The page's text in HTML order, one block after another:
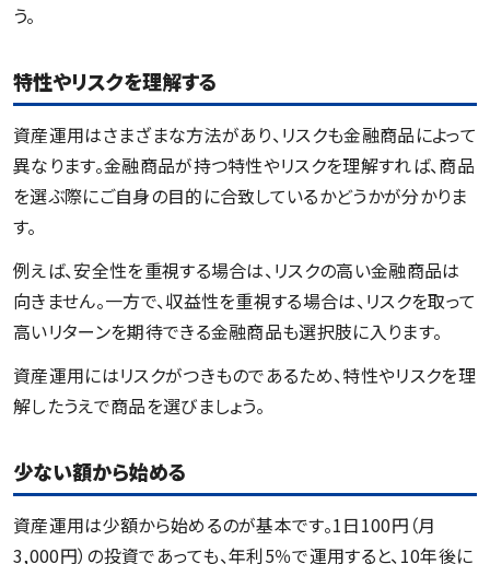
う。
特性やリスクを理解する
資産運用はさまざまな方法があり、リスクも金融商品によって
異なります。金融商品が持つ特性やリスクを理解すれば、商品
を選ぶ際にご自身の目的に合致しているかどうかが分かりま
す。
例えば、安全性を重視する場合は、リスクの高い金融商品は
向きません。一方で、収益性を重視する場合は、リスクを取って
高いリターンを期待できる金融商品も選択肢に入ります。
資産運用にはリスクがつきものであるため、特性やリスクを理
解したうえで商品を選びましょう。
少ない額から始める
資産運用は少額から始めるのが基本です。1日100円（月
3,000円）の投資であっても、年利5％で運用すると、10年後に